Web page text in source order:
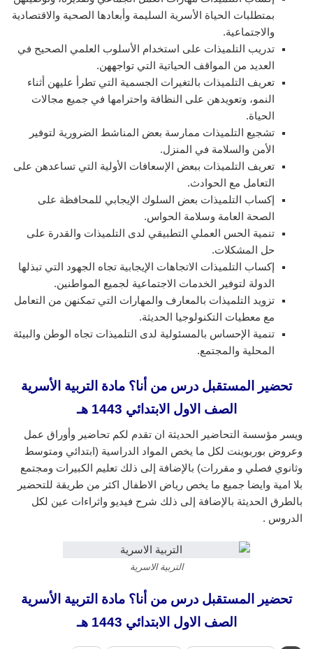
بمتطلبات الحياة الأسرية السليمة وأبعادها الصحية والاقتصادية
والاجتماعية.
تدريب التلميذات على استخدام الأسلوب العلمي الصحيح في
العديد من المواقف الحياتية التي تواجههن.
تعريف التلميذات بالتغيرات الجسمية التي تطرأ عليهن أثناء
النمو، وتعويدهن على النظافة واحترامها في جميع مجالات
الحياة.
تشجيع التلميذات ممارسة بعض المناشط الضرورية لتوفير
الأمن والسلامة في المنزل.
تعريف التلميذات ببعض الإسعافات الأولية التي تساعدهن على
التعامل مع الحوادث.
إكساب التلميذات بعض السلوك الإيجابي للمحافظة على
الصحة العامة وسلامة الحواس.
تنمية الحس العملي التطبيقي لدى التلميذات والقدرة على
حل المشكلات.
إكساب التلميذات الاتجاهات الإيجابية تجاه الجهود التي تبذلها
الدولة لتوفير الخدمات الاجتماعية لجميع المواطنين.
تزويد التلميذات بالمعارف والمهارات التي تمكنهن من التعامل
مع معطيات التكنولوجيا الحديثة.
تنمية الإحساس بالمسئولية لدى التلميذات تجاه الوطن والبيئة
المحلية والمجتمع.
تحضير المستقبل درس من أنا؟ مادة التربية الأسرية
الصف الاول الابتدائي 1443 هـ
ويسر مؤسسة التحاضير الحديثة ان تقدم لكم تحاضير وأوراق عمل
وعروض بوربوينت لكل ما يخص المواد الدراسية (ابتدائي ومتوسط
وثانوي فصلي و مقررات) بالإضافة إلى ذلك تعليم الكبيرات ومجتمع
بلا امية وايضا جميع ما يخص رياض الاطفال اكثر من طريقة للتحضير
بالطرق الحديثة بالإضافة إلى ذلك شرح فيديو واثراءات عين لكل
الدروس .
التربية الاسرية
تحضير المستقبل درس من أنا؟ مادة التربية الأسرية
الصف الاول الابتدائي 1443 هـ